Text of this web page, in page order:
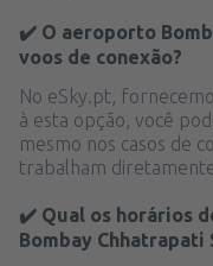
✔️ O aeroporto
voos de conexão?
No eSky.pt,
à esta opção, você
mesmo nos casos de
trabalham
✔️ Qual os horários
Bombay Chhatrapati